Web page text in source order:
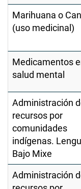
Marihuana o
(uso medicinal)
Medicamentos
salud mental
Administración
recursos por
comunidades
indígenas.
Bajo Mixe
Administración